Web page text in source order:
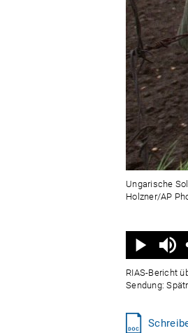
Ungarische
Holzner/AP
Wiedergabe
Ton
aus
RIAS-Bericht
Sendung: